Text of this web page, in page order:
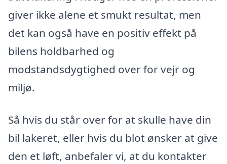
giver ikke alene et smukt resultat, men
det kan også have en positiv effekt på
bilens holdbarhed og
modstandsdygtighed over for vejr og
miljø.
Så hvis du står over for at skulle have din
bil lakeret, eller hvis du blot ønsker at give
den et løft, anbefaler vi, at du kontakter